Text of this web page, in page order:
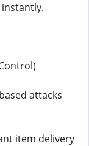
attacks
item delivery